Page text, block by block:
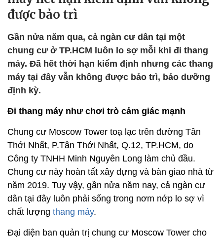
được bảo trì
Gần nửa năm qua, cả ngàn cư dân tại một
chung cư ở TP.HCM luôn lo sợ mỗi khi đi thang
máy. Đã hết thời hạn kiểm định nhưng các thang
máy tại đây vẫn không được bảo trì, bảo dưỡng
định kỳ.
Đi thang máy như chơi trò cảm giác mạnh
Chung cư Moscow Tower toạ lạc trên đường Tân
Thới Nhất, P.Tân Thới Nhất, Q.12, TP.HCM, do
Công ty TNHH Minh Nguyên Long làm chủ đầu.
Chung cư này hoàn tất xây dựng và bàn giao nhà từ
năm 2019. Tuy vậy, gần nửa năm nay, cả ngàn cư
dân tại đây luôn phải sống trong nơm nớp lo sợ vì
chất lượng thang máy.
Đại diện ban quản trị chung cư Moscow Tower cho